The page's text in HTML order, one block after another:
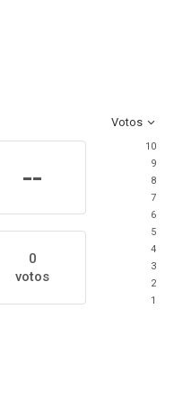
Votos
--
0
votos
10
9
8
7
6
5
4
3
2
1